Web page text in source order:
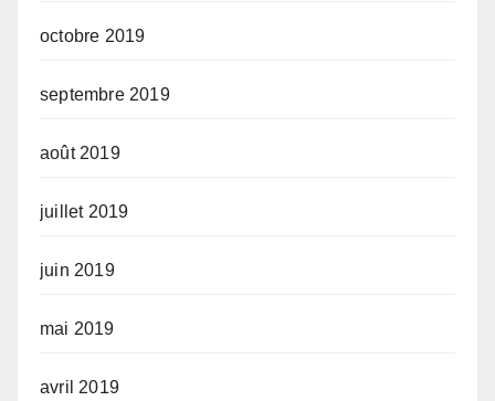
octobre 2019
septembre 2019
août 2019
juillet 2019
juin 2019
mai 2019
avril 2019